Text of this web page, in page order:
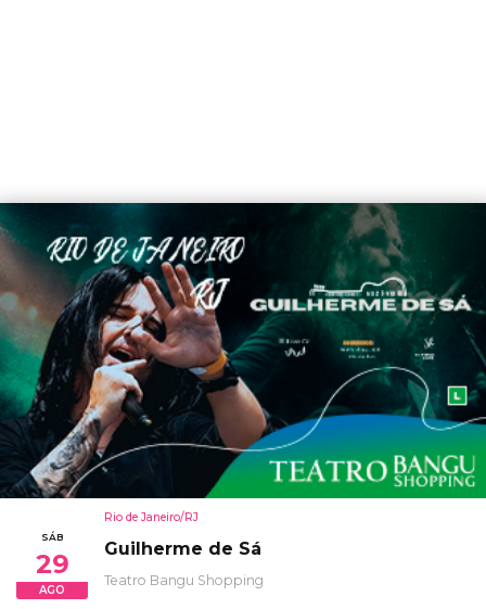
SÁB
29
AGO
Rio de Janeiro/RJ
Guilherme de Sá
Teatro Bangu Shopping